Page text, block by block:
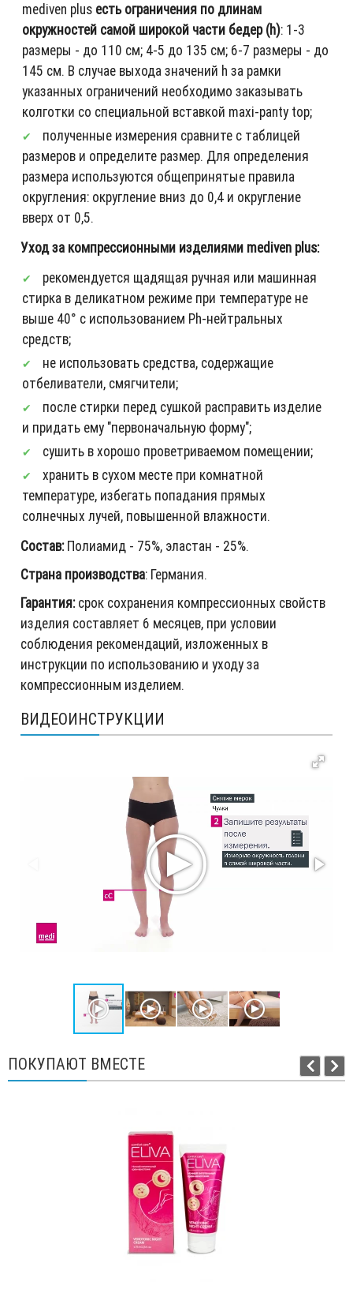
mediven plus есть ограничения по длинам
окружностей самой широкой части бедер (h): 1-3
размеры - до 110 см; 4-5 до 135 см; 6-7 размеры - до
145 см. В случае выхода значений h за рамки
указанных ограничений необходимо заказывать
колготки со специальной вставкой maxi-panty top;
полученные измерения сравните с таблицей
размеров и определите размер. Для определения
размера используются общепринятые правила
округления: округление вниз до 0,4 и округление
вверх от 0,5.
Уход за компрессионными изделиями mediven plus:
рекомендуется щадящая ручная или машинная
стирка в деликатном режиме при температуре не
выше 40° с использованием Ph-нейтральных
средств;
не использовать средства, содержащие
отбеливатели, смягчители;
после стирки перед сушкой расправить изделие
и придать ему "первоначальную форму";
сушить в хорошо проветриваемом помещении;
хранить в сухом месте при комнатной
температуре, избегать попадания прямых
солнечных лучей, повышенной влажности.
Состав:Полиамид - 75%, эластан - 25%.
Страна производства: Германия.
Гарантия:срок сохранения компрессионных свойств
изделия составляет 6 месяцев, при условии
соблюдения рекомендаций, изложенных в
инструкции по использованию и уходу за
компрессионным изделием.
ВИДЕОИНСТРУКЦИИ
ПОКУПАЮТ ВМЕСТЕ